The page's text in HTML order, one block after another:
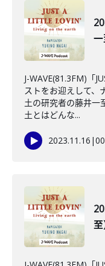
一
J-WAVE(81.3FM)「
ストをお迎えして、
土の研究者の藤井一
土とはどんな...
2023.11.16 |
至